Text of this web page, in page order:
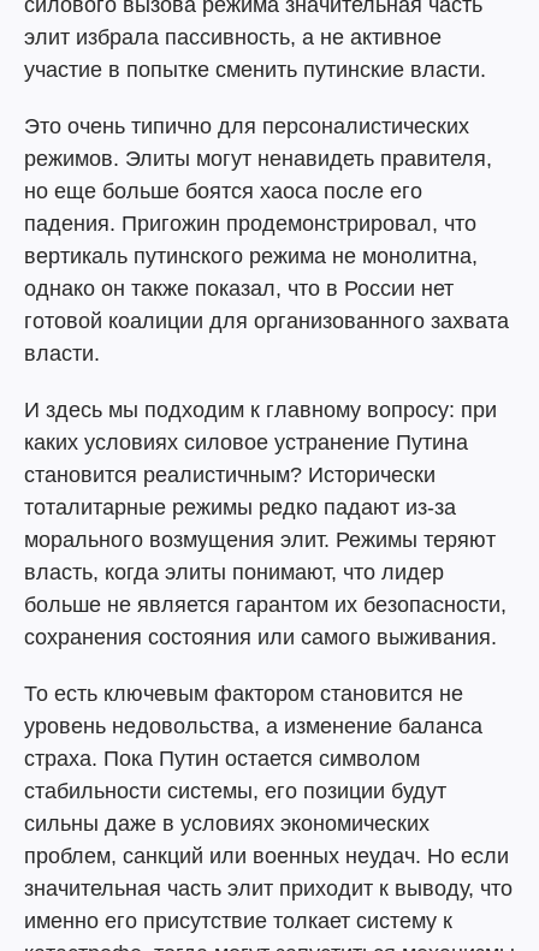
силового вызова режима значительная часть
элит избрала пассивность, а не активное
участие в попытке сменить путинские власти.
Это очень типично для персоналистических
режимов. Элиты могут ненавидеть правителя,
но еще больше боятся хаоса после его
падения. Пригожин продемонстрировал, что
вертикаль путинского режима не монолитна,
однако он также показал, что в России нет
готовой коалиции для организованного захвата
власти.
И здесь мы подходим к главному вопросу: при
каких условиях силовое устранение Путина
становится реалистичным? Исторически
тоталитарные режимы редко падают из-за
морального возмущения элит. Режимы теряют
власть, когда элиты понимают, что лидер
больше не является гарантом их безопасности,
сохранения состояния или самого выживания.
То есть ключевым фактором становится не
уровень недовольства, а изменение баланса
страха. Пока Путин остается символом
стабильности системы, его позиции будут
сильны даже в условиях экономических
проблем, санкций или военных неудач. Но если
значительная часть элит приходит к выводу, что
именно его присутствие толкает систему к